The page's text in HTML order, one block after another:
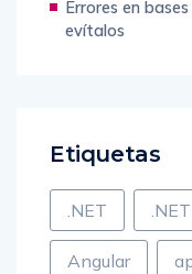
Errores en
.NET